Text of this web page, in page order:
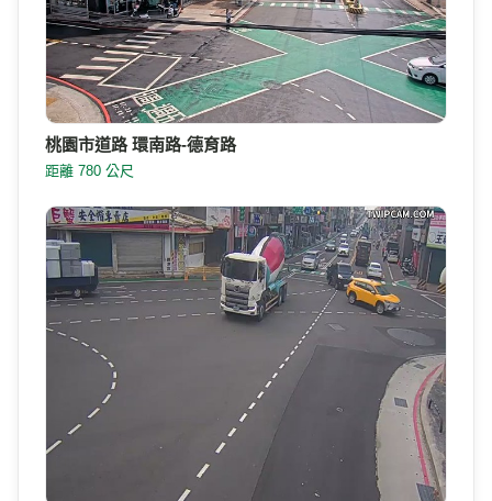
桃園市道路 環南路-德育路
距離 780 公尺